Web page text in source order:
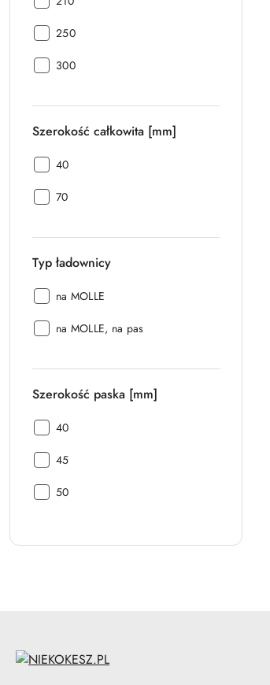
[mm]:
Wysokość
[mm]:
250
Wysokość
300
Szerokość całkowita [mm]
Szerokość
[mm]:
40
Szerokość
70
Typ ładownicy
Typ
na MOLLE
Typ
na MOLLE, na pas
Szerokość paska [mm]
Szerokość
[mm]:
40
Szerokość
[mm]:
45
Szerokość
50